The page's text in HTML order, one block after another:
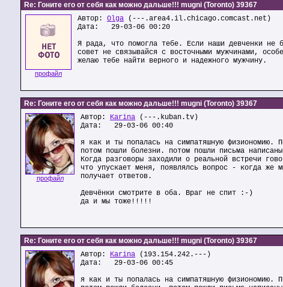
Re: Гоните его от себя как можно дальше!!! mugni (Toronto) 39367
профайл
Автор: Olga (---.area4.il.chicago.comcast.net)
Дата: 29-03-06 00:20
Я рада, что помогла тебе. Если наши девченки не
совет не связывайся с восточными мужчинами,
желаю тебе найти верного и надежного мужчину.
Re: Гоните его от себя как можно дальше!!! mugni (Toronto) 39367
профайл
Автор: Karina (---.kuban.tv)
Дата: 29-03-06 00:40
я как и ты попалась на симпатяшную физиономию.
потом пошли болезни. потом пошли письма
Когда разговоры заходили о реальной встречи
что упускает меня, появлялсь вопрос - когда же
получает ответов.
Девчёнки смотрите в оба. Враг не спит :-)
да и мы тоже!!!!!
Re: Гоните его от себя как можно дальше!!! mugni (Toronto) 39367
Автор: Karina (193.154.242.---)
Дата: 29-03-06 00:45
я как и ты попалась на симпатяшную физиономию.